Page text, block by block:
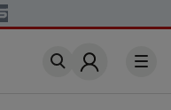
Account